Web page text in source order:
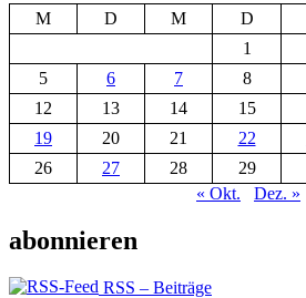
M
D M D
1
5
6 7 8
12
13 14 15
19
20 21 22
26
27 28 29
« Okt.
Dez. »
abonnieren
RSS – Beiträge